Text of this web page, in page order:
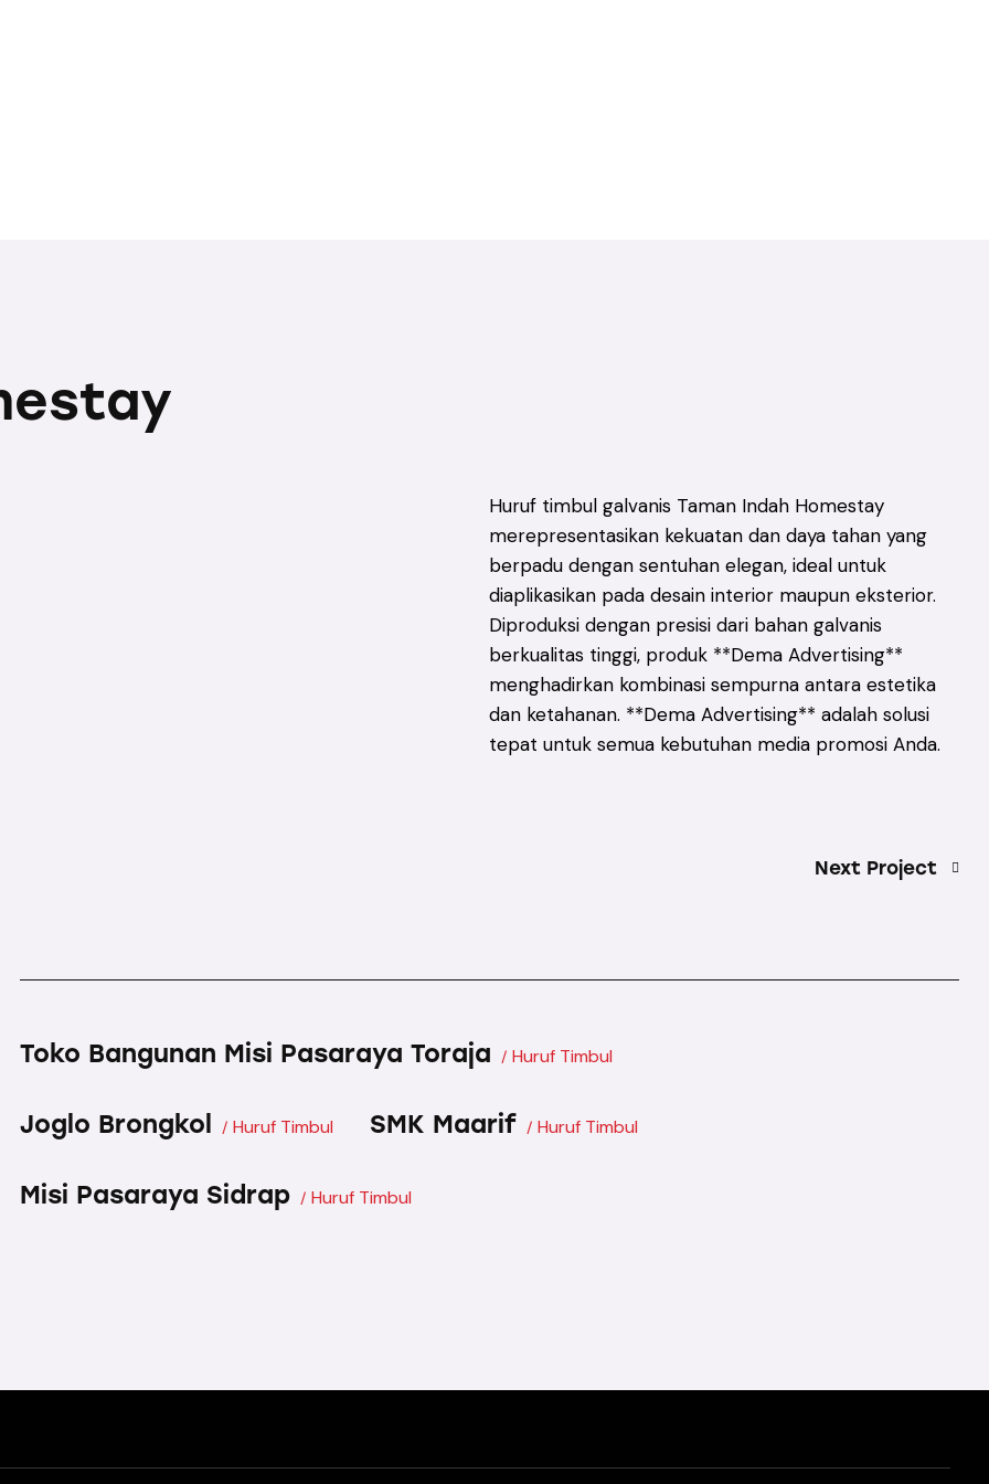
Huruf timbul galvanis Taman Indah Homestay
merepresentasikan kekuatan dan daya tahan yang
berpadu dengan sentuhan elegan, ideal untuk
diaplikasikan pada desain interior maupun eksterior.
Diproduksi dengan presisi dari bahan galvanis
berkualitas tinggi, produk **Dema Advertising**
menghadirkan kombinasi sempurna antara estetika
dan ketahanan. **Dema Advertising** adalah solusi
tepat untuk semua kebutuhan media promosi Anda.
Next Project
Huruf Timbul
Toko Bangunan Misi Pasaraya Toraja
Huruf Timbul
Joglo Brongkol Huruf Timbul
SMK Maarif
Huruf Timbul
Misi Pasaraya Sidrap